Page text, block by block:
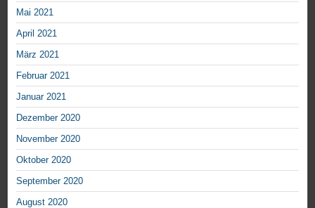
Mai 2021
April 2021
März 2021
Februar 2021
Januar 2021
Dezember 2020
November 2020
Oktober 2020
September 2020
August 2020